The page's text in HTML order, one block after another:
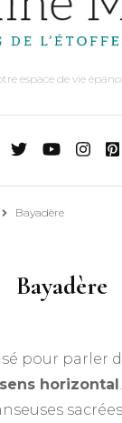
espace de vie
Bayadère
Bayadère
pour parler
horizontal